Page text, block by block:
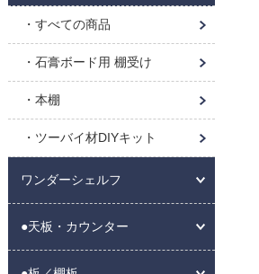
すべての商品
石膏ボード用 棚受け
本棚
ツーバイ材DIYキット
ワンダーシェルフ
●天板・カウンター